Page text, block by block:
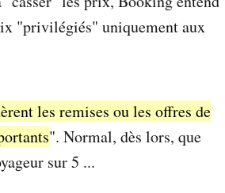
"privilégiés" uniquement aux
les remises ou les offres de
". Normal, dès lors, que
sur 5 ...